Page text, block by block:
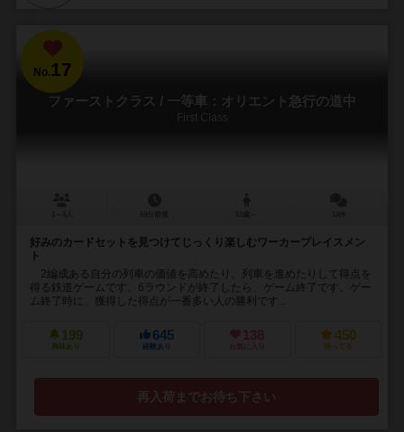
No.17
ファーストクラス / 一等車：オリエント急行の道中
First Class
好みのカードセットを見つけてじっくり楽しむワーカープレイスメン
ト
2編成ある自分の列車の価値を高めたり、列車を進めたりして得点を
得る鉄道ゲームです。6ラウンドが終了したら、ゲーム終了です。ゲー
ム終了時に、獲得した得点が一番多い人の勝利です...
199
興味あり
645
経験あり
138
お気に入り
450
持ってる
再入荷までお待ち下さい